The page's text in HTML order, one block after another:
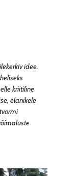
idee.
kriitiline
elanikele